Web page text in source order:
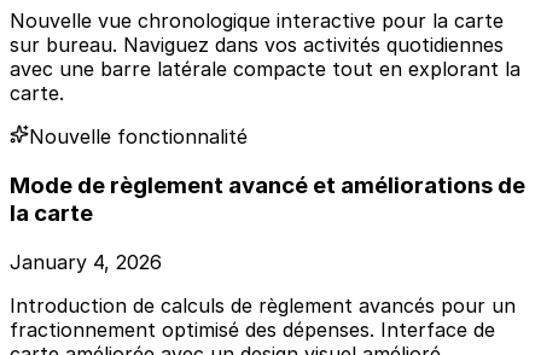
Nouvelle vue chronologique interactive pour la carte
sur bureau. Naviguez dans vos activités quotidiennes
avec une barre latérale compacte tout en explorant la
carte.
Nouvelle fonctionnalité
Mode de règlement avancé et améliorations de
la carte
January 4, 2026
Introduction de calculs de règlement avancés pour un
fractionnement optimisé des dépenses. Interface de